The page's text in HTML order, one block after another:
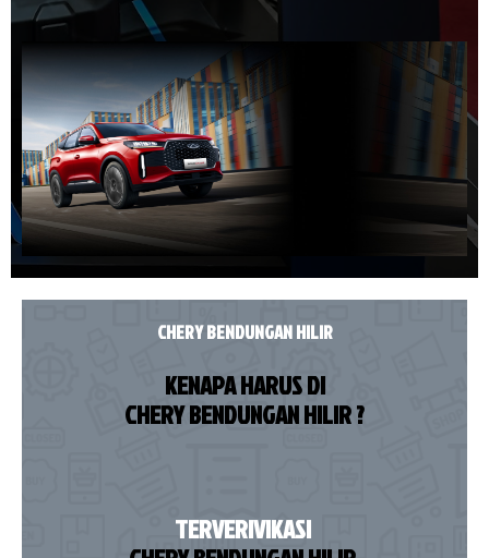
CHERY BENDUNGAN HILIR
KENAPA HARUS DI
CHERY BENDUNGAN HILIR ?
TERVERIVIKASI